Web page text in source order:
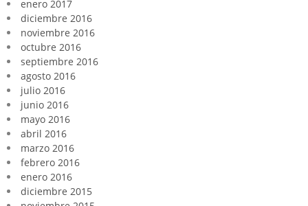
enero 2017
diciembre 2016
noviembre 2016
octubre 2016
septiembre 2016
agosto 2016
julio 2016
junio 2016
mayo 2016
abril 2016
marzo 2016
febrero 2016
enero 2016
diciembre 2015